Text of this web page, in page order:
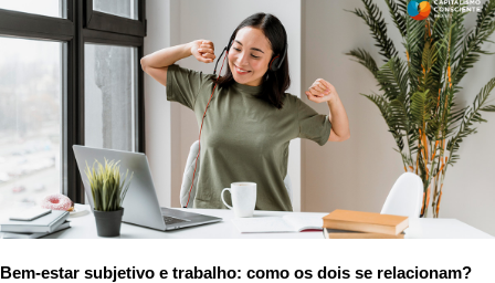
Bem-estar subjetivo e trabalho: como os dois se relacionam?